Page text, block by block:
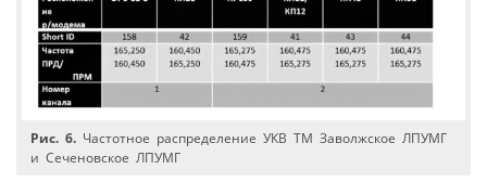
Рис. 6. Частотное распределение УКВ ТМ Заволжское ЛПУМГ
и Сеченовское ЛПУМГ